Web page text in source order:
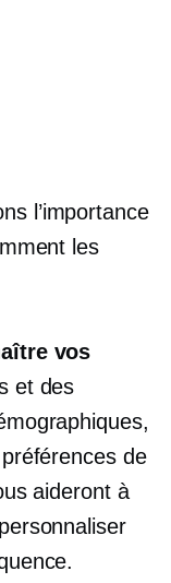
l’importance
les
vos
et des
de
aideront à